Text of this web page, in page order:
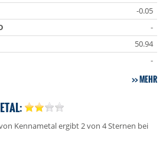
-0.05
-
50.94
-
MEHR
Kennametal ergibt 2 von 4 Sternen bei